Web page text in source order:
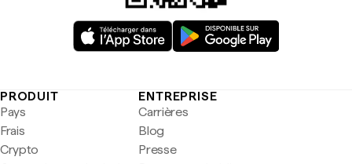
PRODUIT
Pays
Frais
Crypto
ENTREPRISE
Carrières
Blog
Presse